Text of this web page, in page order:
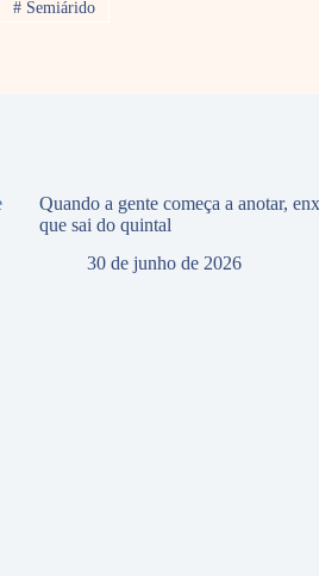
# Semiárido
Quando a gente começa a anotar,
que sai do quintal
30 de junho de 2026